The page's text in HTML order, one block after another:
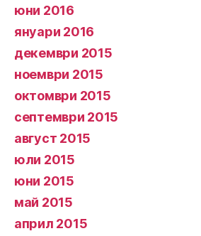
юни 2016
януари 2016
декември 2015
ноември 2015
октомври 2015
септември 2015
август 2015
юли 2015
юни 2015
май 2015
април 2015